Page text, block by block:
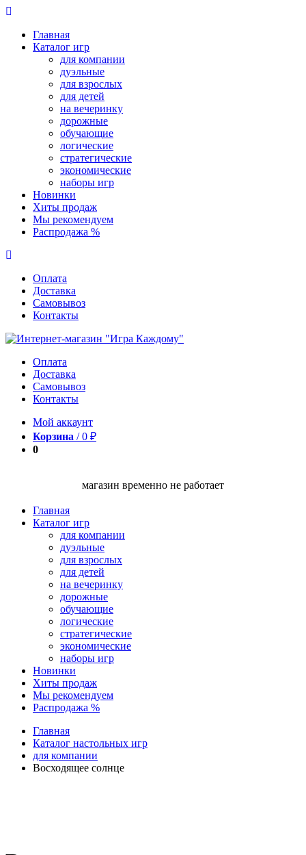
Перейти
содержимому
Главная
Каталог игр
для компании
дуэльные
для взрослых
для детей
на вечеринку
дорожные
обучающие
логические
стратегические
экономические
наборы игр
Новинки
Хиты продаж
Мы рекомендуем
Распродажа %
Оплата
Доставка
Самовывоз
Контакты
Оплата
Доставка
Самовывоз
Контакты
Мой аккаунт
Корзина /0 ₽
0
магазин временно не работает
Главная
Каталог игр
для компании
дуэльные
для взрослых
для детей
на вечеринку
дорожные
обучающие
логические
стратегические
экономические
наборы игр
Новинки
Хиты продаж
Мы рекомендуем
Распродажа %
Главная
Каталог настольных игр
для компании
Восходящее солнце